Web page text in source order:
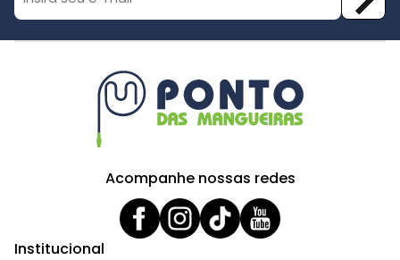
Acompanhe nossas redes
Institucional